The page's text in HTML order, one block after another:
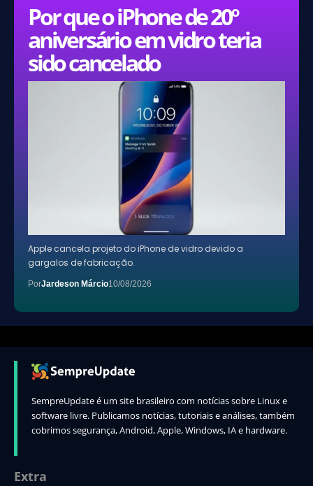
Por que o iPhone de 20º
aniversário em vidro teria
sido cancelado
Apple cancela projeto do iPhone de vidro devido a
gargalos de fabricação.
PorJardeson Márcio10/08/2026
SempreUpdate é um site brasileiro com notícias sobre Linux e
software livre. Publicamos notícias, tutoriais e análises, também
cobrimos segurança, Android, Apple, Windows, IA e hardware.
Extra